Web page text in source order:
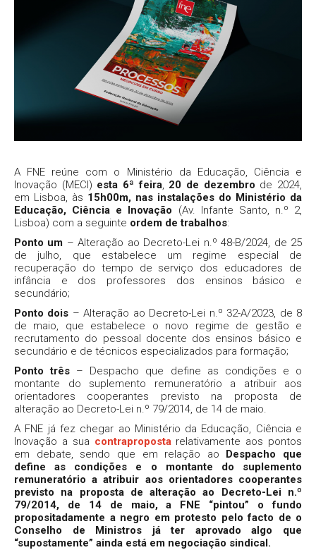
A FNE reúne com o Ministério da Educação, Ciência e
Inovação (MECI) esta 6ª feira, 20 de dezembro de 2024,
em Lisboa, às 15h00m, nas instalações do Ministério da
Educação, Ciência e Inovação (Av. Infante Santo, n.º 2,
Lisboa) com a seguinte ordem de trabalhos:
Ponto um – Alteração ao Decreto-Lei n.º 48-B/2024, de 25
de julho, que estabelece um regime especial de
recuperação do tempo de serviço dos educadores de
infância e dos professores dos ensinos básico e
secundário;
Ponto dois – Alteração ao Decreto-Lei n.º 32-A/2023, de 8
de maio, que estabelece o novo regime de gestão e
recrutamento do pessoal docente dos ensinos básico e
secundário e de técnicos especializados para formação;
Ponto três – Despacho que define as condições e o
montante do suplemento remuneratório a atribuir aos
orientadores cooperantes previsto na proposta de
alteração ao Decreto-Lei n.º 79/2014, de 14 de maio.
A FNE já fez chegar ao Ministério da Educação, Ciência e
Inovação a sua contraproposta relativamente aos pontos
em debate, sendo que em relação ao Despacho que
define as condições e o montante do suplemento
remuneratório a atribuir aos orientadores cooperantes
previsto na proposta de alteração ao Decreto-Lei n.º
79/2014, de 14 de maio, a FNE “pintou” o fundo
propositadamente a negro em protesto pelo facto de o
Conselho de Ministros já ter aprovado algo que
“supostamente” ainda está em negociação sindical.